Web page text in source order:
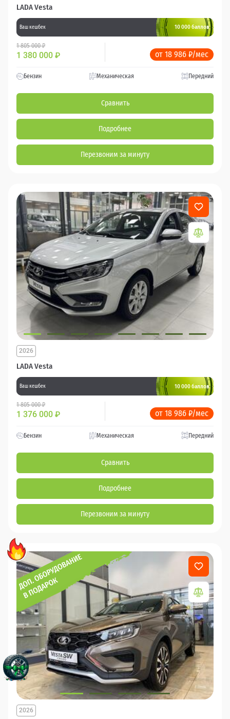
LADA Vesta
Ваш кешбек 10 000 баллов
1 805 000 ₽
1 380 000 ₽ от 18 986 ₽/мес
Бензин Механическая Передний
Сравнить
Подробнее
Перезвоним за минуту
LADA Vesta
2026
Ваш кешбек 10 000 баллов
1 805 000 ₽
1 376 000 ₽ от 18 986 ₽/мес
Бензин Механическая Передний
Сравнить
Подробнее
Перезвоним за минуту
2026